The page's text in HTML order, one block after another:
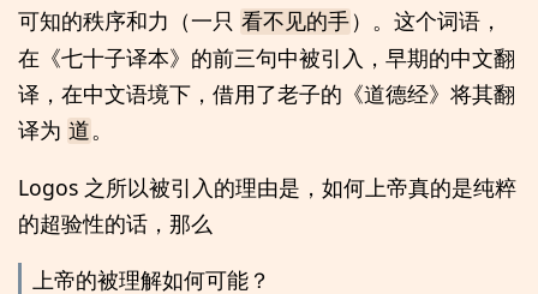
可知的秩序和力（一只 看不见的手 ）。这个词语，
在《七十子译本》的前三句中被引入，早期的中文翻
译，在中文语境下，借用了老子的《道德经》将其翻
译为 道 。
Logos 之所以被引入的理由是，如何上帝真的是纯粹
的超验性的话，那么
上帝的被理解如何可能？